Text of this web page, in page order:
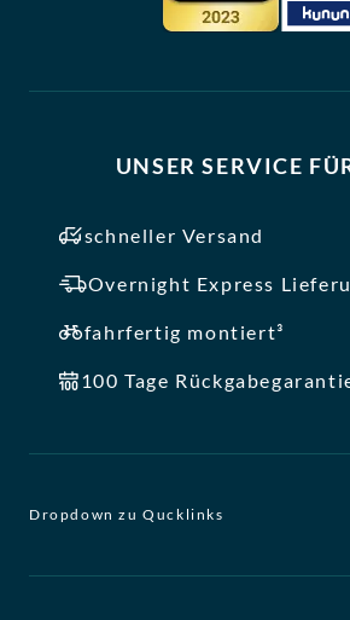
UNSER SERVICE
schneller Versand
Overnight Express
fahrfertig montiert³
100 Tage
Dropdown zu Qucklinks